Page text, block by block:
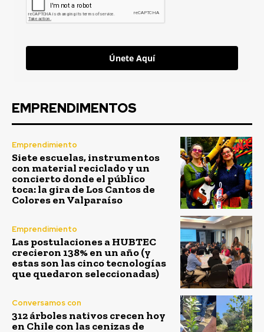
Únete Aquí
EMPRENDIMENTOS
Emprendimiento
Siete escuelas, instrumentos
con material reciclado y un
concierto donde el público
toca: la gira de Los Cantos de
Colores en Valparaíso
Emprendimiento
Las postulaciones a HUBTEC
crecieron 138% en un año (y
estas son las cinco tecnologías
que quedaron seleccionadas)
Conversamos con
312 árboles nativos crecen hoy
en Chile con las cenizas de